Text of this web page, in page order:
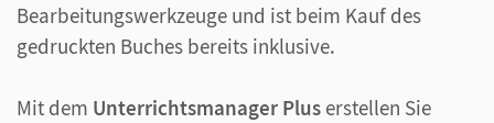
Bearbeitungswerkzeuge und ist beim Kauf des
gedruckten Buches bereits inklusive.
Mit dem Unterrichtsmanager Plus erstellen Sie